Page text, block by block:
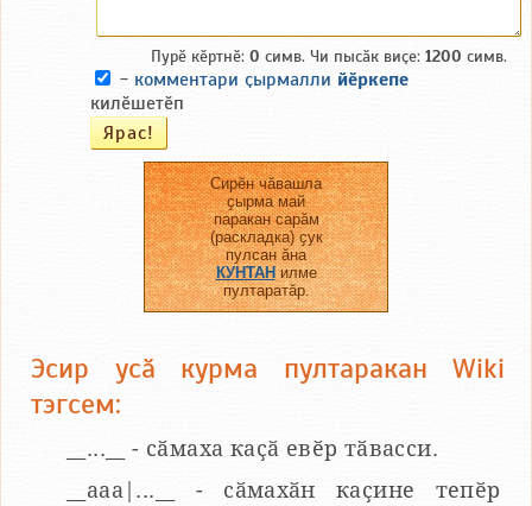
Пурӗ кӗртнӗ: 0 симв. Чи пысӑк виҫе: 1200 симв.
- комментари ҫырмалли йӗркепе
килӗшетӗп
Сирӗн чӑвашла
ҫырма май
паракан сарӑм
(раскладка) ҫук
пулсан ӑна
КУНТАНилме
пултаратӑр.
Эсир усӑ курма пултаракан Wiki
тэгсем:
__...__ - сӑмаха каҫӑ евӗр тӑвасси.
__aaa|...__ - сӑмахӑн каҫине тепӗр